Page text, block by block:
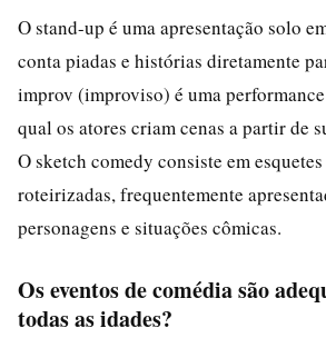
O stand-up é uma apresentação solo
conta piadas e histórias diretamente
improv (improviso) é uma
qual os atores criam cenas a partir de
O sketch comedy consiste em
roteirizadas, frequentemente
personagens e situações cômicas.
Os eventos de comédia são
todas as idades?